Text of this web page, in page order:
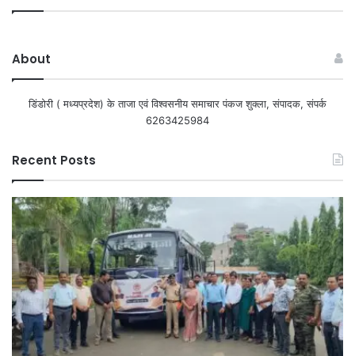
About
डिंडोरी ( मध्यप्रदेश) के ताजा एवं विश्वसनीय समाचार पंकज शुक्ला, संपादक, संपर्क
6263425984
Recent Posts